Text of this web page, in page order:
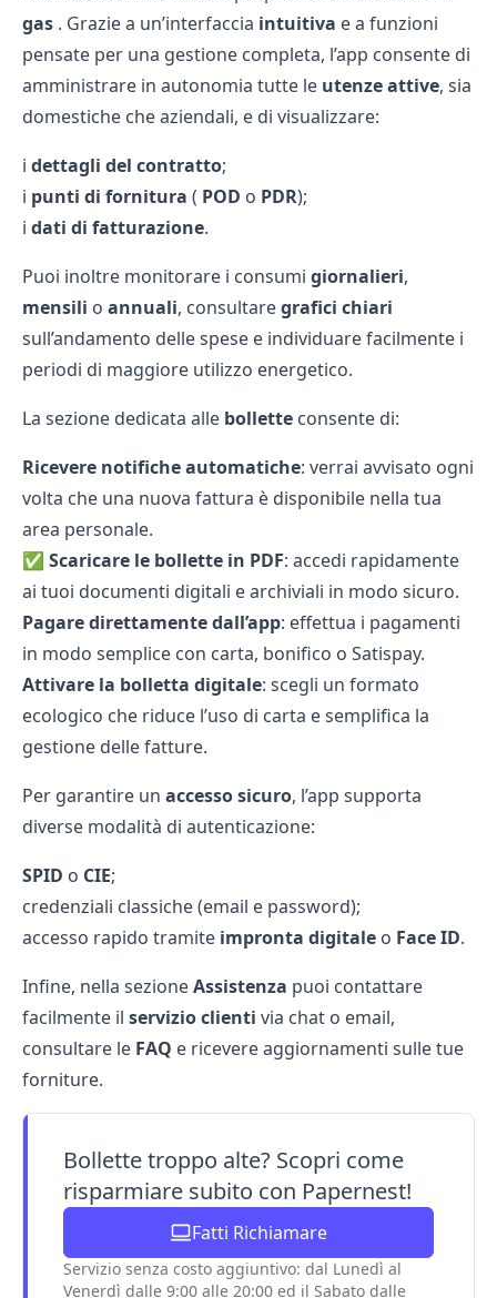
gas . Grazie a un’interfaccia intuitiva e a funzioni
pensate per una gestione completa, l’app consente di
amministrare in autonomia tutte le utenze attive, sia
domestiche che aziendali, e di visualizzare:
i dettagli del contratto;
i punti di fornitura ( POD o PDR);
i dati di fatturazione.
Puoi inoltre monitorare i consumi giornalieri,
mensili o annuali, consultaregrafici chiari
sull’andamento delle spese e individuare facilmente i
periodi di maggiore utilizzo energetico.
La sezione dedicata alle bollette consente di:
Ricevere notifiche automatiche: verrai avvisato ogni
volta che una nuova fattura è disponibile nella tua
area personale.
✅ Scaricare le bollette in PDF: accedi rapidamente
ai tuoi documenti digitali e archiviali in modo sicuro.
Pagare direttamente dall’app: effettua i pagamenti
in modo semplice con carta, bonifico o Satispay.
Attivare la bolletta digitale: scegli un formato
ecologico che riduce l’uso di carta e semplifica la
gestione delle fatture.
Per garantire un accesso sicuro, l’app supporta
diverse modalità di autenticazione:
SPID o CIE;
credenziali classiche (email e password);
accesso rapido tramite impronta digitale o Face ID.
Infine, nella sezioneAssistenza puoi contattare
facilmente il servizio clienti via chat o email,
consultare le FAQ e ricevere aggiornamenti sulle tue
forniture.
Bollette troppo alte? Scopri come
risparmiare subito con Papernest!
Fatti Richiamare
Servizio senza costo aggiuntivo: dal Lunedì al
Venerdì dalle 9:00 alle 20:00 ed il Sabato dalle